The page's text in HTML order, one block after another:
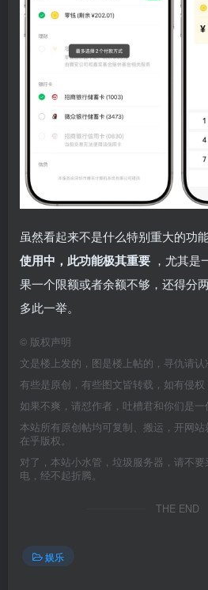
虽然看起来不是什么特别重大的功
使用中，此功能极其重要 ，尤其是
果一个限额或者余额不够，还得分
多此一举。
© 版权声明
文是楼上发的，图是楼上帖的，寻仇请认
有些是原创，有些图文皆转载，如有侵权
如果不爽，请怼作者，吐槽君和你们是
本站所有原创帖均可复制、搬运，开网
在乎版权。
对了，本站小水管，垃圾服务器，请不
电，经不起折腾。
THE END
娱乐